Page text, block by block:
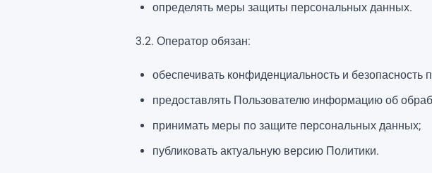
определять меры защиты персональных данных.
3.2. Оператор обязан:
обеспечивать конфиденциальность и безопасность
предоставлять Пользователю информацию об
принимать меры по защите персональных данных;
публиковать актуальную версию Политики.